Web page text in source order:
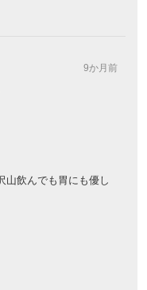
9か月前
山飲んでも胃にも優し